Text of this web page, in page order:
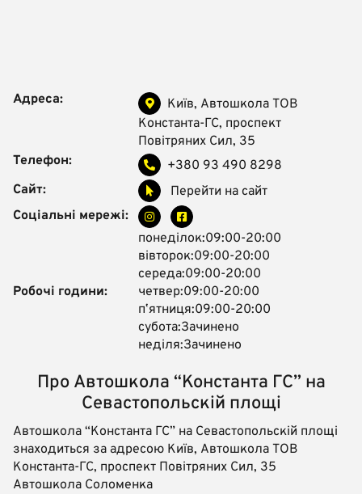
Адреса:
Київ, Автошкола ТОВ
Константа-ГС, проспект
Повітряних Сил, 35
Телефон:
+380 93 490 8298
Сайт:
Перейти на сайт
Соціальні мережі:
Робочі години:
понеділок:09:00-20:00
вівторок:09:00-20:00
середа:09:00-20:00
четвер:09:00-20:00
пʼятниця:09:00-20:00
субота:Зачинено
неділя:Зачинено
Про Автошкола “Константа ГС” на
Севастопольскій площі
Автошкола “Константа ГС” на Севастопольскій площі
знаходиться за адресою Київ, Автошкола ТОВ
Константа-ГС, проспект Повітряних Сил, 35
Автошкола Соломенка